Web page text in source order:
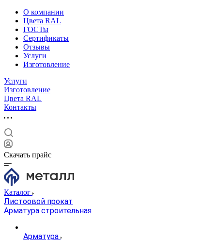
О компании
Цвета RAL
ГОСТы
Сертификаты
Отзывы
Услуги
Изготовление
Услуги
Изготовление
Цвета RAL
Контакты
Скачать прайс
Каталог
Листоовой прокат
Арматура строительная
Арматура